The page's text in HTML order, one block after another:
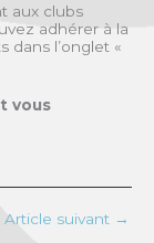
aux clubs
adhérer à la
dans l’onglet «
vous
Article suivant →